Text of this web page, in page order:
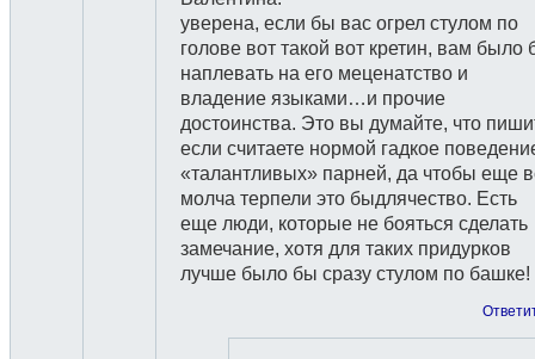
уверена, если бы вас огрел стулом по
голове вот такой вот кретин, вам было
наплевать на его меценатство и
владение языками…и прочие
достоинства. Это вы думайте, что
если считаете нормой гадкое
«талантливых» парней, да чтобы еще
молча терпели это быдлячество. Есть
еще люди, которые не бояться сделать
замечание, хотя для таких придурков
лучше было бы сразу стулом по башке!